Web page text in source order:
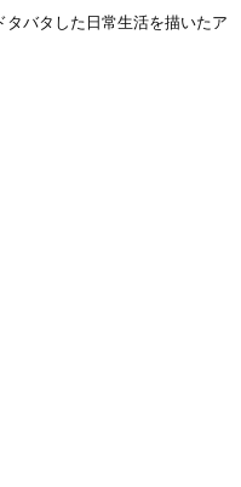
バタした日常生活を描いたア